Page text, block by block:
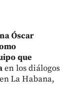
Óscar
que
en los diálogos
La Habana,